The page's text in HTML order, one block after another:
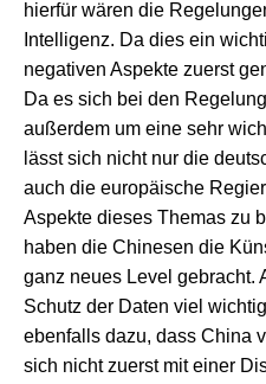
hierfür wären die
Intelligenz. Da dies ein
negativen Aspekte zuerst
Da es sich bei den
außerdem um eine sehr
lässt sich nicht nur die
auch die europäische
Aspekte dieses Themas zu
haben die Chinesen die
ganz neues Level gebracht.
Schutz der Daten viel
ebenfalls dazu, dass China
sich nicht zuerst mit einer